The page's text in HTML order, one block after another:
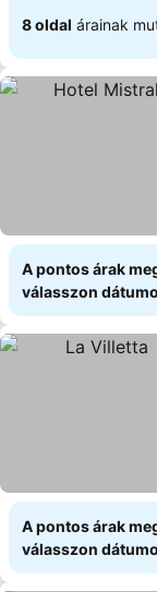
8 oldal árainak
A pontos árak
válasszon
A pontos árak
válasszon